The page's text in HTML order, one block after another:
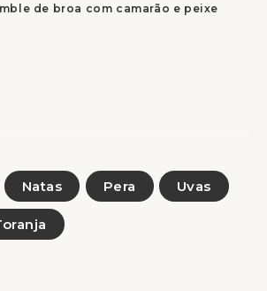
de broa com camarão e peixe
Natas Pera Uvas